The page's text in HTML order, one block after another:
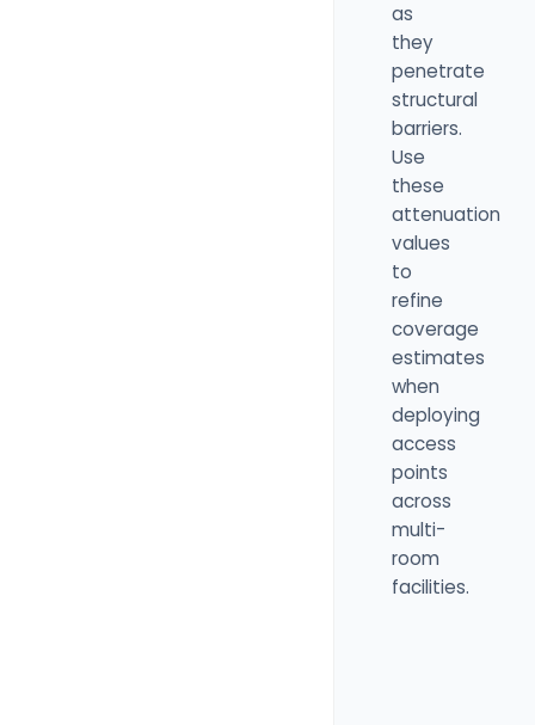
as
they
penetrate
structural
barriers.
Use
these
attenuation
values
to
refine
coverage
estimates
when
deploying
access
points
across
multi-
room
facilities.